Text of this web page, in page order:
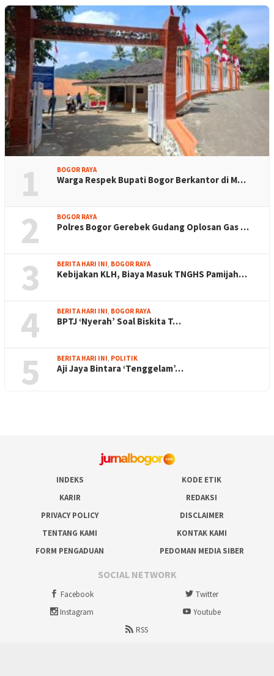
1 BOGOR RAYA
Warga Respek Bupati Bogor Berkantor di M…
2 BOGOR RAYA
Polres Bogor Gerebek Gudang Oplosan Gas …
3 BERITA HARI INI, BOGOR RAYA
Kebijakan KLH, Biaya Masuk TNGHS Pamijah…
4 BERITA HARI INI, BOGOR RAYA
BPTJ ‘Nyerah’ Soal Biskita T…
5 BERITA HARI INI, POLITIK
Aji Jaya Bintara ‘Tenggelam’…
INDEKS
KODE ETIK
KARIR
REDAKSI
PRIVACY POLICY
DISCLAIMER
TENTANG KAMI
KONTAK KAMI
FORM PENGADUAN
PEDOMAN MEDIA SIBER
SOCIAL NETWORK
Facebook
Twitter
Instagram
Youtube
RSS